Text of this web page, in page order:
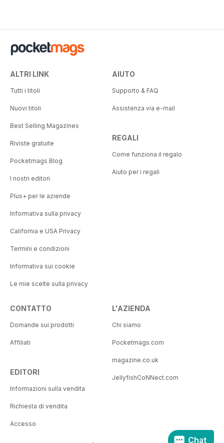
ALTRI LINK
Tutti i titoli
Nuovi titoli
Best Selling Magazines
Riviste gratuite
Pocketmags Blog
I nostri editori
Plus+ per le aziende
Informativa sulla privacy
California e USA Privacy
Termini e condizioni
Informativa sui cookie
Le mie scelte sulla privacy
AIUTO
Supporto & FAQ
Assistenza via e-mail
REGALI
Come funziona il regalo
Aiuto per i regali
CONTATTO
Domande sui prodotti
Affiliati
EDITORI
Informazioni sulla vendita
Richiesta di vendita
Accesso
L'AZIENDA
Chi siamo
Pocketmags.com
magazine.co.uk
JellyfishCoNNect.com
Chat